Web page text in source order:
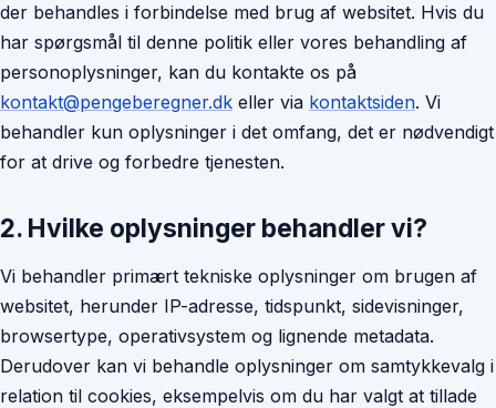
der behandles i forbindelse med brug af websitet. Hvis du
har spørgsmål til denne politik eller vores behandling af
personoplysninger, kan du kontakte os på
kontakt@pengeberegner.dk eller via kontaktsiden. Vi
behandler kun oplysninger i det omfang, det er nødvendigt
for at drive og forbedre tjenesten.
2. Hvilke oplysninger behandler vi?
Vi behandler primært tekniske oplysninger om brugen af
websitet, herunder IP-adresse, tidspunkt, sidevisninger,
browsertype, operativsystem og lignende metadata.
Derudover kan vi behandle oplysninger om samtykkevalg i
relation til cookies, eksempelvis om du har valgt at tillade